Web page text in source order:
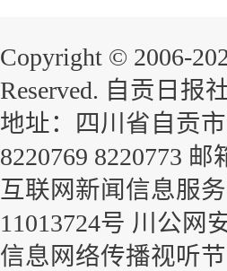
Copyright © 2006-
Reserved. 自贡日报
地址：四川省自贡
8220769 8220773 邮
互联网新闻信息服
11013724号 川公网
信息网络传播视听